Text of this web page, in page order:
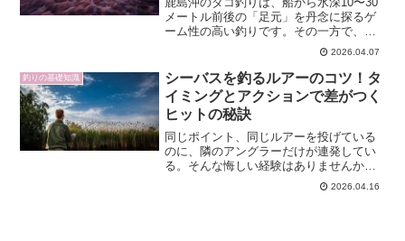
メートル前後の「足元」を丹念に探るゲ
ーム性の高い釣りです。その一方で、仕
掛けやテンヤの重さ、エサの付け方を少
し間違えるだけで、隣と釣果に大きな差
がつきます。この記事では、鹿島エリア
に特有の水深や潮流、...
2026.04.07
釣りの基礎知識
シーバスを釣るルアーのコツ！タ
イミングとアクションで差がつく
ヒットの秘訣
同じポイント、同じルアーを投げている
のに、隣のアングラーだけが連発してい
る。そんな悔しい経験はありませんか。
シーバスは気難しく、ちょっとしたコツ
の差が釣果に直結します。この記事で
2026.04.16